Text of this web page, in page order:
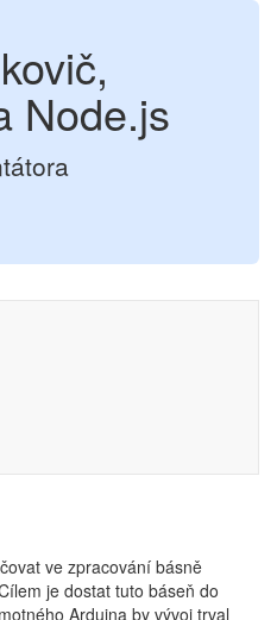
Node.js
ve zpracování básně
je dostat tuto báseň do
Arduina by vývoj trval